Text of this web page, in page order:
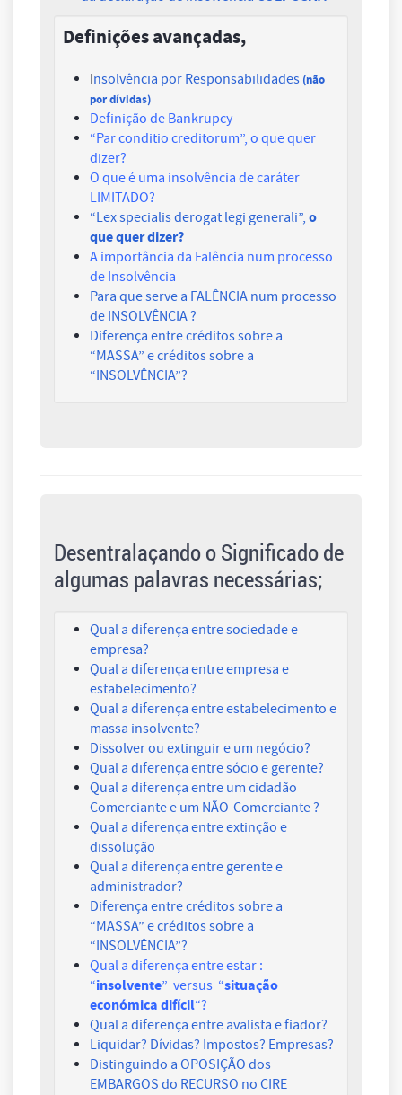
Definições avançadas,
Insolvência por Responsabilidades (não
por dívidas)
Definição de Bankrupcy
“Par conditio creditorum”, o que quer
dizer?
O que é uma insolvência de caráter
LIMITADO?
“Lex specialis derogat legi generali”, o
que quer dizer?
A importância da Falência num processo
de Insolvência
Para que serve a FALÊNCIA num processo
de INSOLVÊNCIA ?
Diferença entre créditos sobre a
“MASSA” e créditos sobre a
“INSOLVÊNCIA”?
Desentralaçando o Significado de
algumas palavras necessárias;
Qual a diferença entre sociedade e
empresa?
Qual a diferença entre empresa e
estabelecimento?
Qual a diferença entre estabelecimento e
massa insolvente?
Dissolver ou extinguir e um negócio?
Qual a diferença entre sócio e gerente?
Qual a diferença entre um cidadão
Comerciante e um NÃO-Comerciante ?
Qual a diferença entre extinção e
dissolução
Qual a diferença entre gerente e
administrador?
Diferença entre créditos sobre a
“MASSA” e créditos sobre a
“INSOLVÊNCIA”?
Qual a diferença entre estar :
“insolvente” versus “situação
económica difícil“?
Qual a diferença entre avalista e fiador?
Liquidar? Dívidas? Impostos? Empresas?
Distinguindo a OPOSIÇÃO dos
EMBARGOS do RECURSO no CIRE